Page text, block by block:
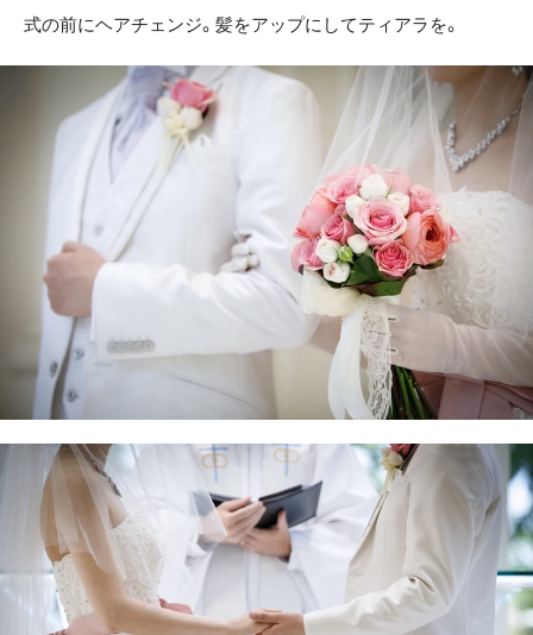
式の前にヘアチェンジ。髪をアップにしてティアラを。